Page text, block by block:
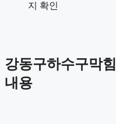
지 확인
강동구하수구막
내용